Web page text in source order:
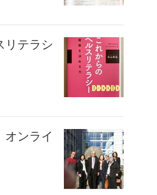
リテラシ
オンライ